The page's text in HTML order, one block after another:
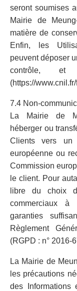
seront soumises
Mairie de
matière de
Enfin, les
peuvent déposer
contrôle,
(https://
7.4 Non-
La Mairie de
héberger ou
Clients vers un
européenne ou
Commission
le client. Pour
libre du choix
commerciaux à
garanties
Règlement
(RGPD : n° 2016-
La Mairie de
les précautions
des Informations